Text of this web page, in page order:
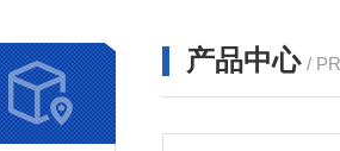
产品中心 /